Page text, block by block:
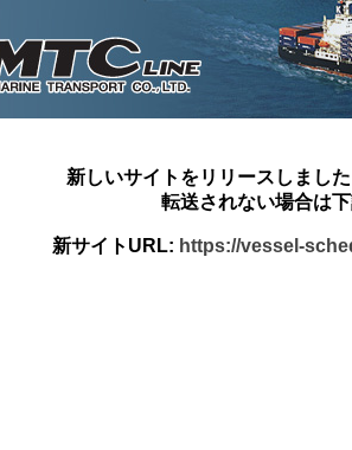
新しいサイトをリリースしまし
転送されない場合は
新サイトURL: https://vessel-